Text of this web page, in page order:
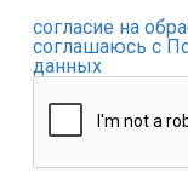
согласие на
соглашаюсь с
данных